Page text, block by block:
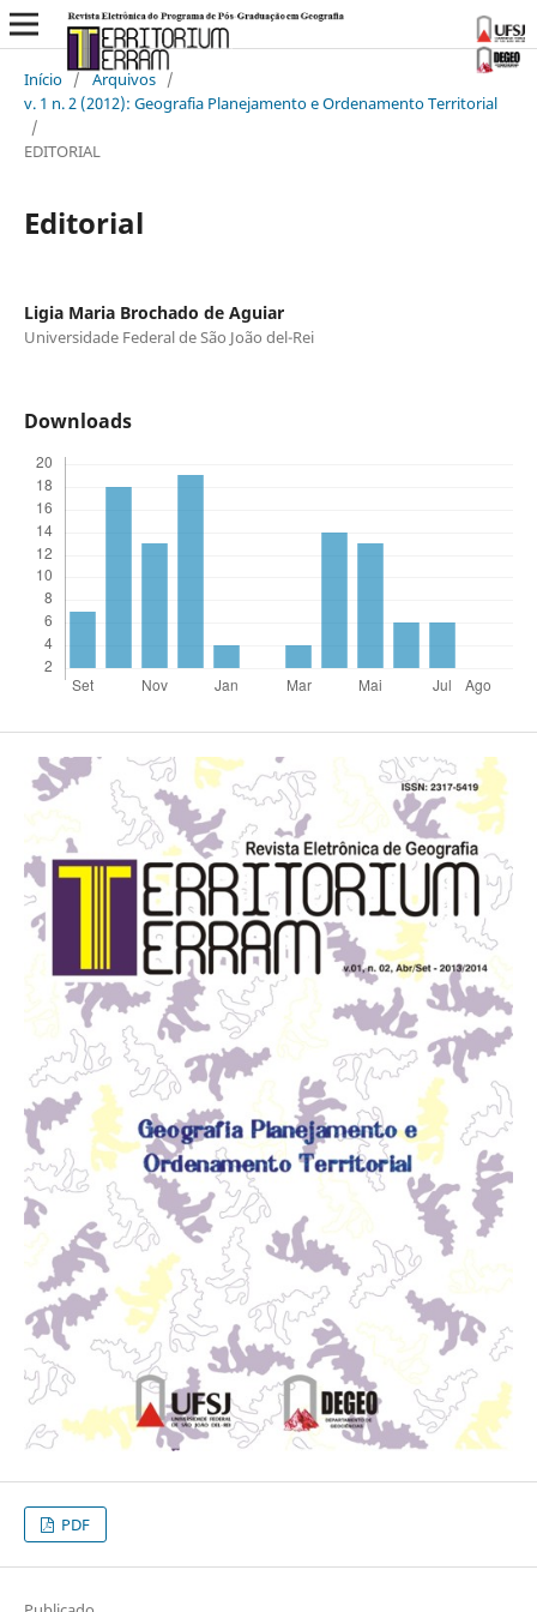
Início / Arquivos /
v. 1 n. 2 (2012): Geografia Planejamento e Ordenamento Territorial
/
EDITORIAL
Editorial
Ligia Maria Brochado de Aguiar
Universidade Federal de São João del-Rei
Downloads
PDF